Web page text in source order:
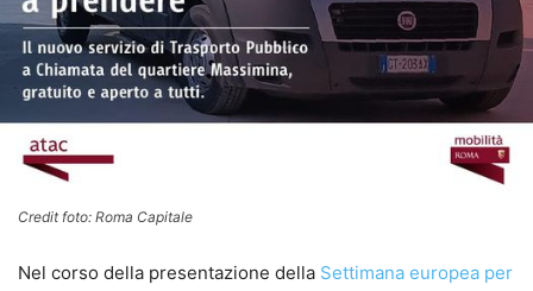
Credit foto: Roma Capitale
Nel corso della presentazione della Settimana europea per